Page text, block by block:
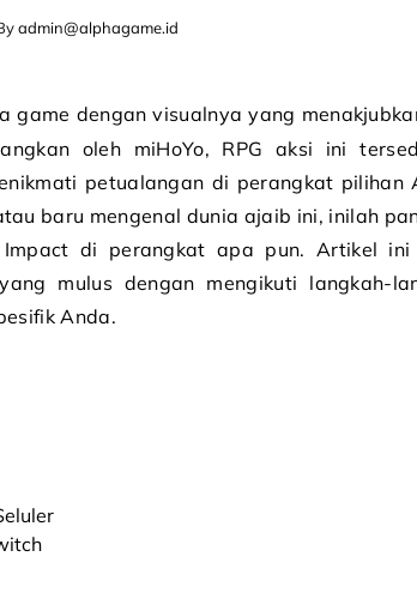
admin@alphagame.id
oleh miHoYo, RPG aksi ini
petualangan di perangkat pilihan
baru mengenal dunia ajaib ini, inilah
Impact di perangkat apa pun. Artikel ini
mulus dengan mengikuti langkah-
Anda.